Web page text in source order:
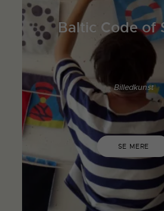
Baltic Code of
Billedkunst
SE MERE